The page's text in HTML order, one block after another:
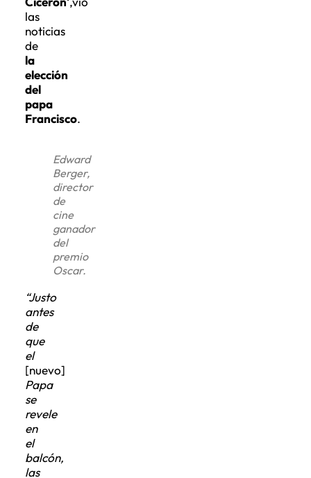
las
noticias
de
la
elección
del
papa
Francisco.
Edward
Berger,
director
de
cine
ganador
del
premio
Oscar.
“Justo
antes
de
que
el
[nuevo]
Papa
se
revele
en
el
balcón,
las